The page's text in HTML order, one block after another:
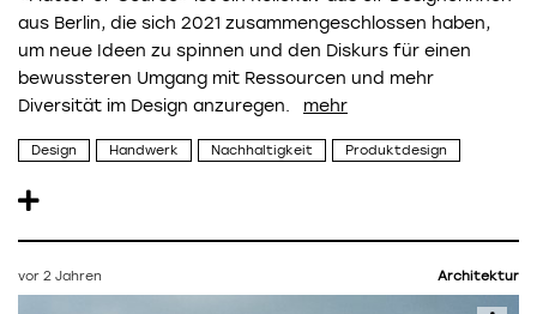
aus Berlin, die sich 2021 zusammengeschlossen haben,
um neue Ideen zu spinnen und den Diskurs für einen
bewussteren Umgang mit Ressourcen und mehr
Diversität im Design anzuregen.
Design Handwerk Nachhaltigkeit Produktdesign
vor 2 Jahren Architektur